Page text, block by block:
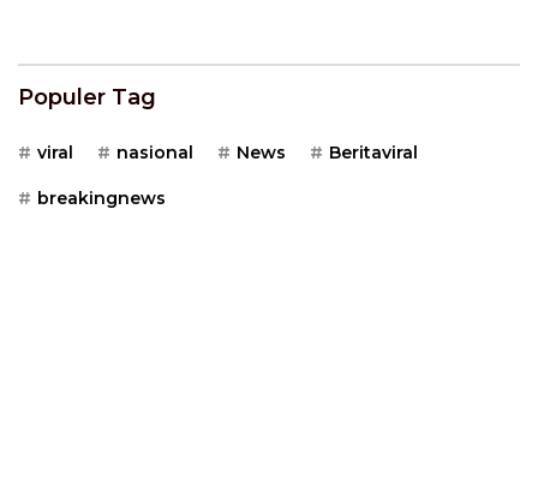
Populer Tag
viral nasional News Beritaviral
breakingnews